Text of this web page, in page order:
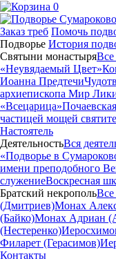
0
Заказ треб Помочь
Подворье История
Святыни монастыряВсе
«Неувядаемый Цвет»
Иоанна Предтечи
архиепископа Мир
«Всецарица»
частицей мощей
Настоятель
ДеятельностьВся
«Подворье в
имени преподобного
служениеВоскресная
Братский некропольВсе
(Дмитриев)Монах
(Байко)Монах Адриан
(Нестеренко)
Филарет (Герасимов)
Контакты